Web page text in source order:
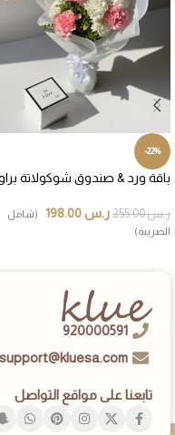
-22%
باقة ورد & صندوق شوكولاتة
ر.س255.00 ر.س
(شامل
الضريبة)
920000591
تابعنا على مواقع التواصل